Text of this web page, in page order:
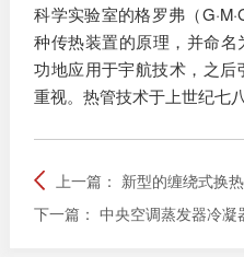
科学实验室的格罗弗（
种传热装置的原理，并命
功地应用于宇航技术，之
重视。热管技术于上世纪七
上一篇： 新型的缠绕式换
下一篇： 中央空调蒸发器冷凝器的进出水